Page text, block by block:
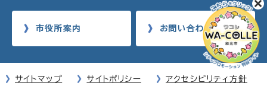
市役所案内 お問い合わせ
サイトマップ サイトポリシー アクセシビリティ方針